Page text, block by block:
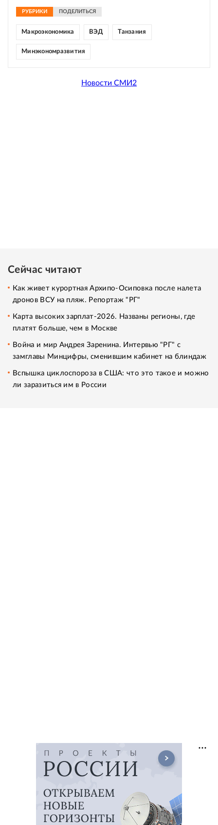
РУБРИКИ ПОДЕЛИТЬСЯ
Макроэкономика ВЭД Танзания
Минэкономразвития
Новости СМИ2
Сейчас читают
Как живет курортная Архипо-Осиповка после налета
дронов ВСУ на пляж. Репортаж "РГ"
Карта высоких зарплат-2026. Названы регионы, где
платят больше, чем в Москве
Война и мир Андрея Заренина. Интервью "РГ" с
замглавы Минцифры, сменившим кабинет на блиндаж
Вспышка циклоспороза в США: что это такое и можно
ли заразиться им в России